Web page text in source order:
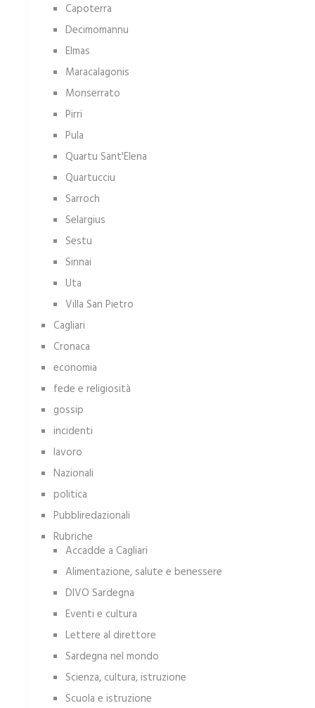
Capoterra
Decimomannu
Elmas
Maracalagonis
Monserrato
Pirri
Pula
Quartu Sant'Elena
Quartucciu
Sarroch
Selargius
Sestu
Sinnai
Uta
Villa San Pietro
Cagliari
Cronaca
economia
fede e religiosità
gossip
incidenti
lavoro
Nazionali
politica
Pubbliredazionali
Rubriche
Accadde a Cagliari
Alimentazione, salute e benessere
DIVO Sardegna
Eventi e cultura
Lettere al direttore
Sardegna nel mondo
Scienza, cultura, istruzione
Scuola e istruzione